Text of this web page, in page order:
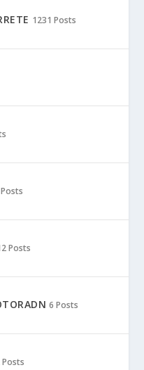
1231 Posts
Posts
6 Posts
Posts